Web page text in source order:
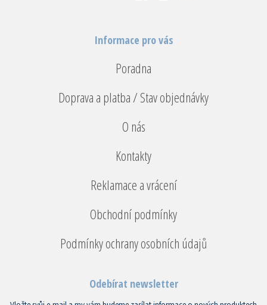
Informace pro vás
Poradna
Doprava a platba / Stav objednávky
O nás
Kontakty
Reklamace a vrácení
Obchodní podmínky
Podmínky ochrany osobních údajů
Odebírat newsletter